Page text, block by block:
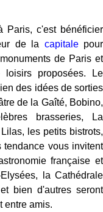
Paris, c'est bénéficier
de la capitalepour
de Paris et
loisirs proposées. Le
des idées de sorties
de la Gaîté, Bobino,
brasseries, La
les petits bistrots,
tendance vous invitent
française et
la Cathédrale
bien d'autres seront
entre amis.